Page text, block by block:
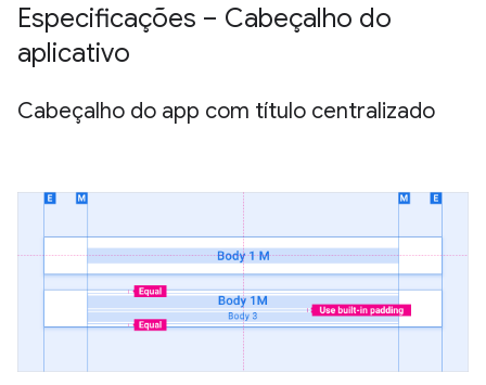
Especificações – Cabeçalho do
aplicativo
Cabeçalho do app com título centralizado